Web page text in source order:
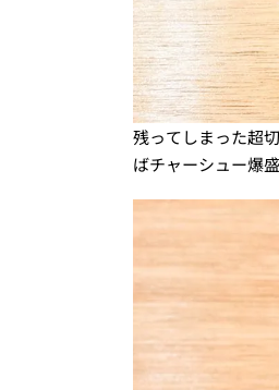
残ってしまった超
ばチャーシュー爆